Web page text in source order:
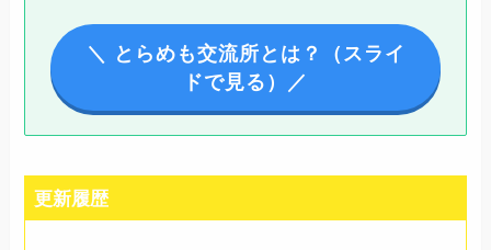
＼ とらめも交流所とは？（スライ
ドで見る）／
更新履歴